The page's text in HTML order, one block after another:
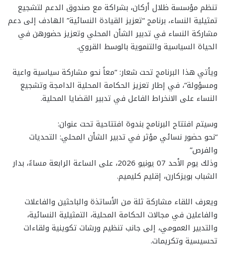
تنظم مؤسسة ظلال أركان، بشراكة مع صندوق الدعم لتشجيع
تمثيلية النساء، برنامج “تعزيز القيادة النسائية” الهادف إلى دعم
مشاركة النساء في تدبير الشأن المحلي وتعزيز حضورهن في
الحياة السياسية والتنموية بالوسط القروي.
ويأتي هذا البرنامج تحت شعار: “معاً نحو مشاركة سياسية واعية
ومسؤولة”، في إطار تعزيز الحكامة المحلية الدامجة وتشجيع
النساء على الانخراط الفاعل في تدبير القضايا المحلية.
وسيتم افتتاح البرنامج بندوة افتتاحية تحت عنوان:
“نحو حضور نسائي مؤثر في تدبير الشأن المحلي: التحديات
والفرص”
وذلك يوم الأحد 07 يونيو 2026، على الساعة الرابعة مساءً، بدار
الشباب بويزكارن، إقليم كليميم.
ويعرف اللقاء مشاركة ثلة من الأساتذة والباحثين والفاعلات
والفاعلين في مجالات الحكامة المحلية، التمثيلية النسائية،
والتدبير العمومي، إلى جانب تنظيم ورشات تكوينية ولقاءات
تحسيسية وتكريمات.